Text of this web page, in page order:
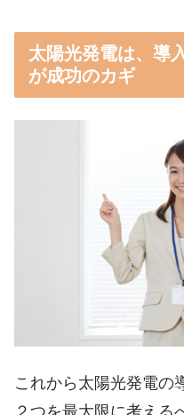
太陽光発電は、導
が成功のカギ
これから太陽光発電の